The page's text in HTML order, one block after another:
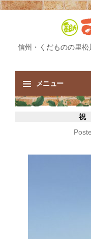
信州・くだものの里
メニュー
コ
ツ